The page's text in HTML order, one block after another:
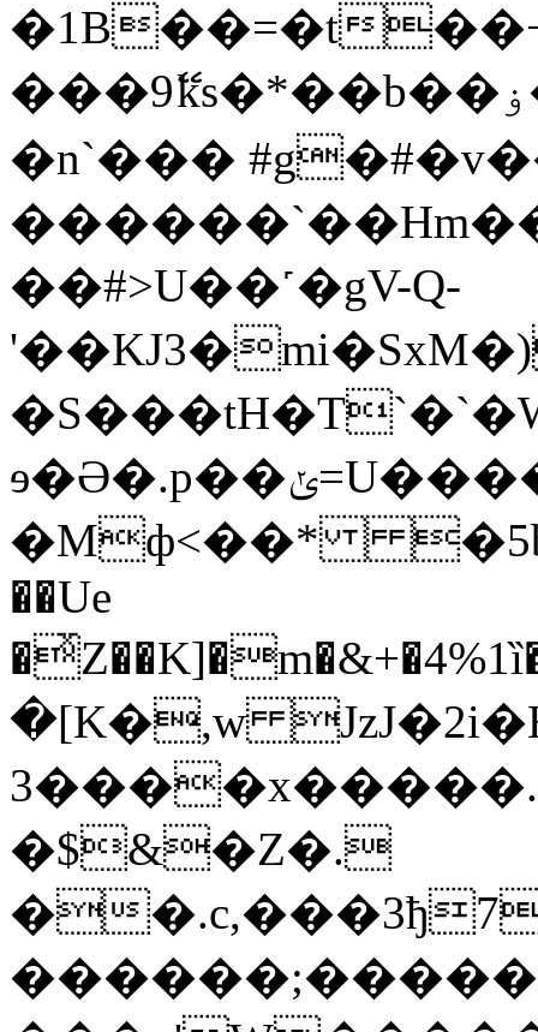
�1B��=�t
���9ޭks�*��b��ۏ�K�������P�9��+^e�6�����)Qo�����9
�n`���
��#>U��˹�gV-Q-
ɘ�Ə�.p��ݵ=U����MSn��ŵ!
�Mф<��*
��Ue
�[K�,w
�$&�Z�.
�